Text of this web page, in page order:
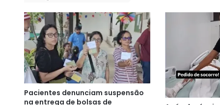
Pacientes denunciam suspensão
na entrega de bolsas de